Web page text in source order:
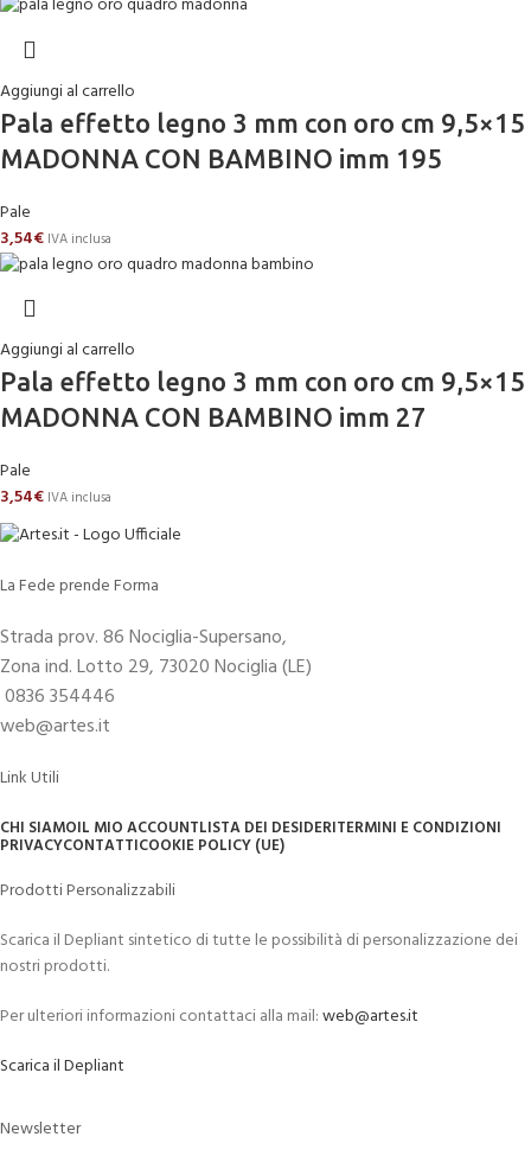
Aggiungi al carrello
Pala effetto legno 3 mm con oro cm 9,5×15
MADONNA CON BAMBINO imm 195
Pale
3,54€ IVA inclusa
Aggiungi al carrello
Pala effetto legno 3 mm con oro cm 9,5×15
MADONNA CON BAMBINO imm 27
Pale
3,54€ IVA inclusa
La Fede prende Forma
Strada prov. 86 Nociglia-Supersano,
Zona ind. Lotto 29, 73020 Nociglia (LE)
0836 354446
web@artes.it
Link Utili
CHI SIAMOIL MIO ACCOUNTLISTA DEI DESIDERITERMINI E CONDIZIONI
PRIVACYCONTATTICOOKIE POLICY (UE)
Prodotti Personalizzabili
Scarica il Depliant sintetico di tutte le possibilità di personalizzazione dei
nostri prodotti.
Per ulteriori informazioni contattaci alla mail:web@artes.it
Scarica il Depliant
Newsletter